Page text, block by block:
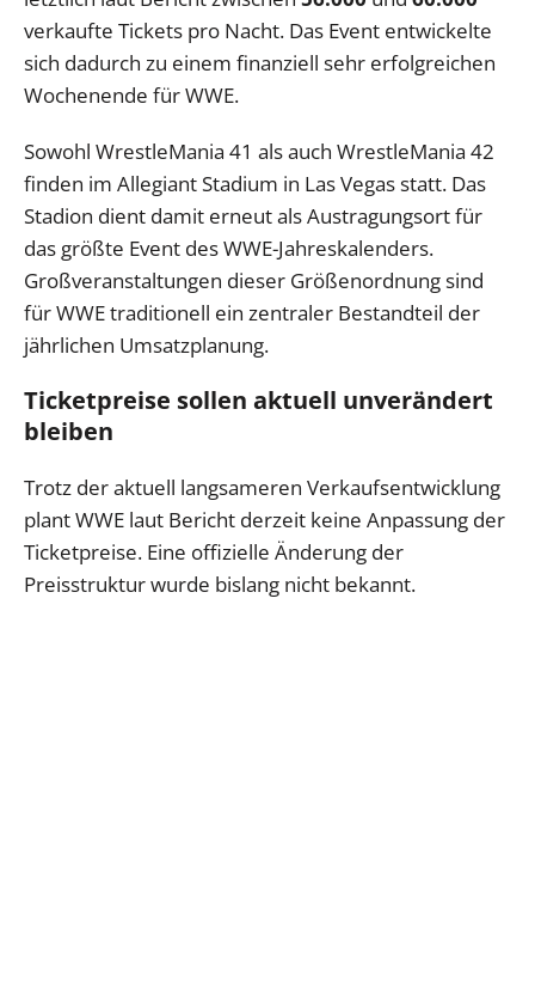
verkaufte Tickets pro Nacht. Das Event entwickelte
sich dadurch zu einem finanziell sehr erfolgreichen
Wochenende für WWE.
Sowohl WrestleMania 41 als auch WrestleMania 42
finden im Allegiant Stadium in Las Vegas statt. Das
Stadion dient damit erneut als Austragungsort für
das größte Event des WWE-Jahreskalenders.
Großveranstaltungen dieser Größenordnung sind
für WWE traditionell ein zentraler Bestandteil der
jährlichen Umsatzplanung.
Ticketpreise sollen aktuell unverändert
bleiben
Trotz der aktuell langsameren Verkaufsentwicklung
plant WWE laut Bericht derzeit keine Anpassung der
Ticketpreise. Eine offizielle Änderung der
Preisstruktur wurde bislang nicht bekannt.